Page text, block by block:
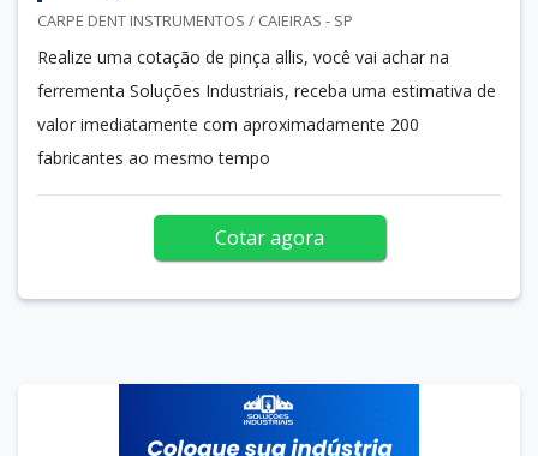
CARPE DENT INSTRUMENTOS / CAIEIRAS - SP
Realize uma cotação de pinça allis, você vai achar na
ferrementa Soluções Industriais, receba uma estimativa de
valor imediatamente com aproximadamente 200
fabricantes ao mesmo tempo
Cotar agora